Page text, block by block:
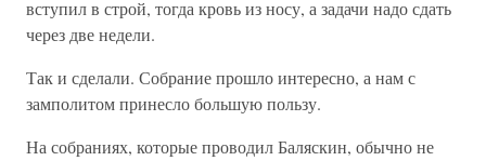
вступил в строй, тогда кровь из носу, а задачи надо сдать
через две недели.
Так и сделали. Собрание прошло интересно, а нам с
замполитом принесло большую пользу.
На собраниях, которые проводил Баляскин, обычно не